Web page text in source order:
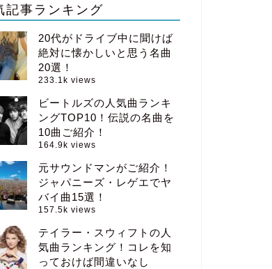
記事ランキング
20代がドライブ中に聞けば
絶対に懐かしいと思う名曲
20選！
233.1k views
ビートルズの人気曲ランキ
ングTOP10！伝説の名曲を
10曲ご紹介！
164.9k views
元サウンドマンがご紹介！
ジャパニーズ・レゲエでヤ
バイ曲15選！
157.5k views
テイラー・スウィフトの人
気曲ランキング！コレを知
っておけば間違いなし